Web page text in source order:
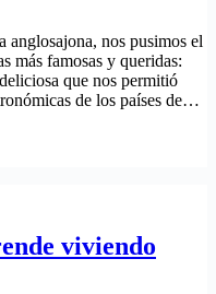
anglosajona, nos pusimos el
más famosas y queridas:
que nos permitió
de los países de…
viviendo